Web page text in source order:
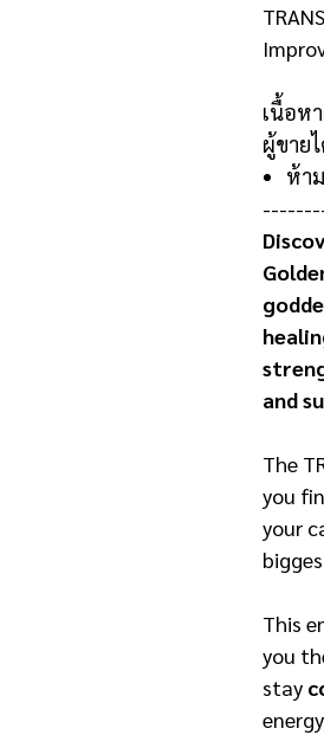
เนื้อห
ผู้ขาย
ห้า
and
The
you
your
This
you
stay